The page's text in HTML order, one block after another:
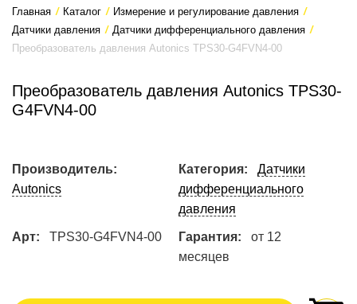
Главная / Каталог / Измерение и регулирование давления /
Датчики давления / Датчики дифференциального давления /
Преобразователь давления Autonics TPS30-G4FVN4-00
Преобразователь давления Autonics TPS30-
G4FVN4-00
Производитель:
Autonics
Категория:
Датчики
дифференциального
давления
Арт: TPS30-G4FVN4-00 Гарантия:
от 12
месяцев